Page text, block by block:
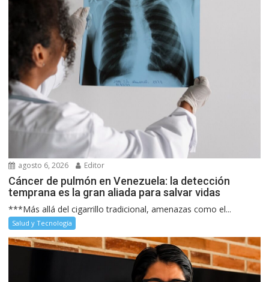
agosto 6, 2026 Editor
Cáncer de pulmón en Venezuela: la detección
temprana es la gran aliada para salvar vidas
***Más allá del cigarrillo tradicional, amenazas como el...
Salud y Tecnología